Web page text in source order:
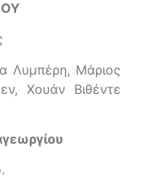
Λυμπέρη, Μάριος
Χουάν Βιθέντε